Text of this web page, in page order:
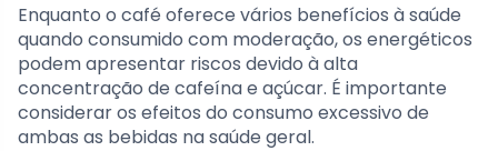
Enquanto o café oferece vários benefícios à saúde
quando consumido com moderação, os energéticos
podem apresentar riscos devido à alta
concentração de cafeína e açúcar. É importante
considerar os efeitos do consumo excessivo de
ambas as bebidas na saúde geral.